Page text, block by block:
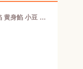
銘菓詰合せ S5-3_42416【常温便】| 御歳暮 御年賀 中元 岸和田祭り だんじり お盆 白餡 黄身餡 小豆 練乳 バター 粒餡 ミルク風味 和菓子 焼き菓子 洋風 ギフト 贈答 土産 御祝 内祝 御供 粗供養 帰省 陣中 旅行 泉州 泉州 個包装